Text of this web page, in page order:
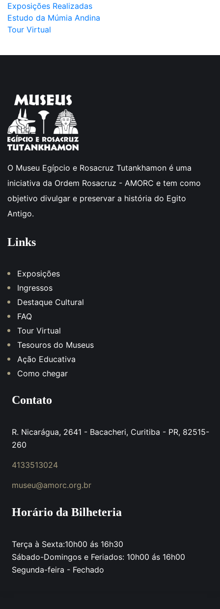
Exposições Realizadas
Estudo da Múmia Andina
Tour Virtual
O Museu Egípcio e Rosacruz Tutankhamon é uma
iniciativa da Ordem Rosacruz - AMORC e tem como
objetivo divulgar e preservar a história do Egito
Antigo.
Links
Exposições
Ingressos
Destaque Cultural
FAQ
Tour Virtual
Tesouros do Museus
Ação Educativa
Como chegar
Contato
R. Nicarágua, 2641 - Bacacheri, Curitiba - PR, 82515-
260
4133513024
museu@amorc.org.br
Horário da Bilheteria
Terça à Sexta:10h00 ás 16h30
Sábado-Domingos e Feriados: 10h00 ás 16h00
Segunda-feira - Fechado